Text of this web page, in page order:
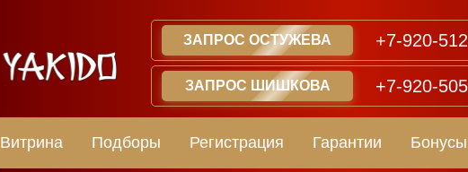
ЗАПРОС ОСТУЖЕВА +7-920-
ЗАПРОС ШИШКОВА +7-920-
Витрина Подборы Регистрация Гарантии Бонусы